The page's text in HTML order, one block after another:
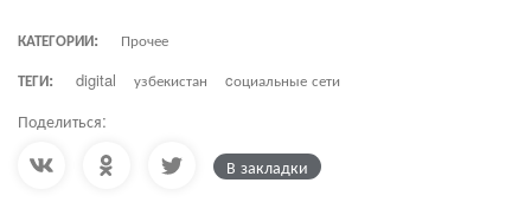
КАТЕГОРИИ:
Прочее
ТЕГИ:
digital узбекистан cоциальные сети
Поделиться:
В закладки